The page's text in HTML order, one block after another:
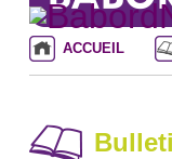
ACCUEIL